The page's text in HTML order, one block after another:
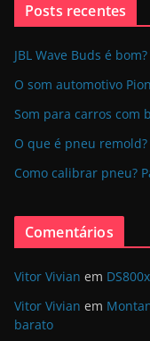
Posts recentes
JBL Wave Buds é
O som automotivo
Som para carros com
O que é pneu remold?
Como calibrar pneu?
Comentários
Vitor Vivian em
Vitor Vivian em
barato